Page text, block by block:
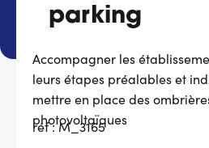
Actualités & évènements
Services adhérents
parking
Accompagner les
leurs étapes préalables et
mettre en place des
photovoltaïques
réf : M_3165